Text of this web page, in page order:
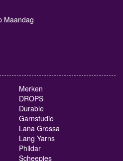
Maandag
Merken
DROPS
Durable
Garnstudio
Lana Grossa
Lang Yarns
Phildar
Scheepjes